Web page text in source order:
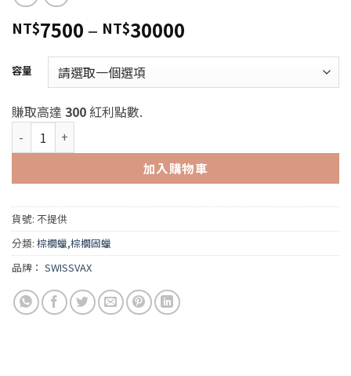
NT$7500 – NT$30000
範
圍：
容量
賺取高達 300紅利點數.
Swissvax Utopia Wax (Swissvax 烏托邦專用棕櫚蠟) 數量
加入購物車
貨號: 不提供
分類: 棕櫚蠟,棕櫚固蠟
品牌： SWISSVAX